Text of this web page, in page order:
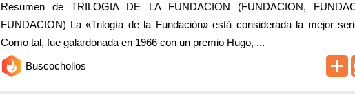
Resumen de TRILOGIA DE LA FUNDACION (FUNDACION,
FUNDACION) La «Trilogía de la Fundación» está considerada la mejor
Como tal, fue galardonada en 1966 con un premio Hugo, ...
Buscochollos